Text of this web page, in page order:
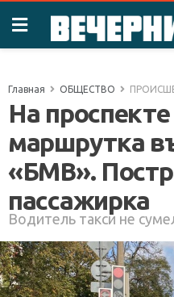
Главная ОБЩЕСТВО
На
маршрутка
«БМВ».
пассажирка
Водитель такси не